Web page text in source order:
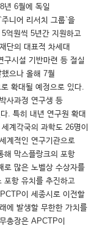
년 6월에 독일
니어 리서치 그룹`을
억원씩 5년간 지원하고
단의 대표적 차세대
구시설 기반마련 등 절실
으나 올해 7월
확대될 예정으로 있다.
사과정 연구생 등
. 특히 내년 연구원 확대
계각국의 과학도 26명이
계적인 연구기관으로
해 막스플랑크의 포항
로 많은 노벨상 수상자를
포항 유치를 추진하고
이 세종시로 이전할
에 발생할 무한한 가치를
총장은 APCTP이